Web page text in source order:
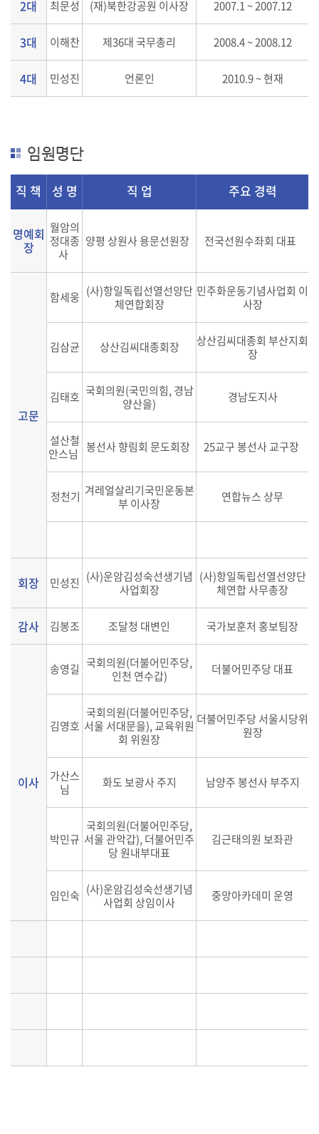
2대 최문성 (재)북한강공원 이사장 2007.1 ~ 2007.12
3대 이해찬 제36대 국무총리 2008.4 ~ 2008.12
4대 민성진 언론인 2010.9 ~ 현재
임원명단
직 책 성 명 직 업 주요 경력
명예회
장
월암의
정대종
사
양평 상원사 용문선원장 전국선원수좌회 대표
고문
함세웅 (사)항일독립선열선양단
체연합회장
민주화운동기념사업회 이
사장
김삼균 상산김씨대종회장
상산김씨대종회 부산지회
장
김태호 국회의원(국민의힘, 경남
양산을)
경남도지사
설산철
안스님 봉선사 향림회 문도회장 25교구 봉선사 교구장
정천기 겨레얼살리기국민운동본
부 이사장
연합뉴스 상무
회장 민성진 (사)운암김성숙선생기념
사업회장
(사)항일독립선열선양단
체연합 사무총장
감사 김봉조 조달청 대변인 국가보훈처 홍보팀장
이사
송영길 국회의원(더불어민주당,
인천 연수갑)
더불어민주당 대표
김영호
국회의원(더불어민주당,
서울 서대문을), 교육위원
회 위원장
더불어민주당 서울시당위
원장
가산스
님
화도 보광사 주지 남양주 봉선사 부주지
박민규
국회의원(더불어민주당,
서울 관악갑), 더불어민주
당 원내부대표
김근태의원 보좌관
임인숙 (사)운암김성숙선생기념
사업회 상임이사
중앙아카데미 운영